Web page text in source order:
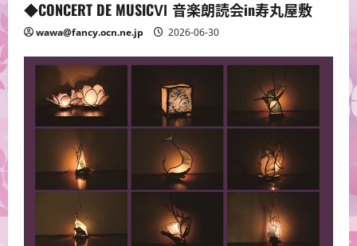
◆CONCERT DE MUSICⅥ 音楽朗読会in寿丸屋敷
wawa@fancy.ocn.ne.jp 2026-06-30